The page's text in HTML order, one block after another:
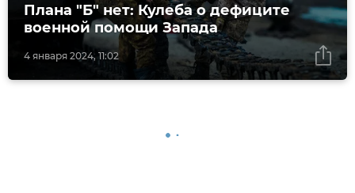
4 января 2024, 11:02
Плана "Б" нет: Кулеба о дефиците
военной помощи Запада